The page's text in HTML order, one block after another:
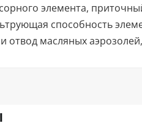
элемента,
способность
отвод масляных